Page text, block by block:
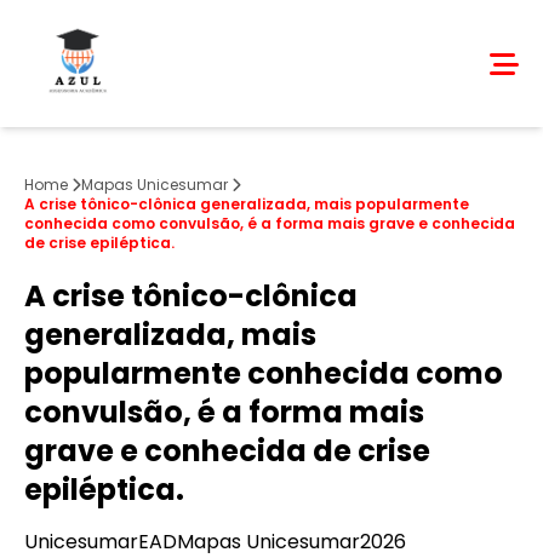
Home
Mapas Unicesumar
A crise tônico-clônica generalizada, mais popularmente
conhecida como convulsão, é a forma mais grave e conhecida
de crise epiléptica.
A crise tônico-clônica
generalizada, mais
popularmente conhecida como
convulsão, é a forma mais
grave e conhecida de crise
epiléptica.
UnicesumarEADMapas Unicesumar2026